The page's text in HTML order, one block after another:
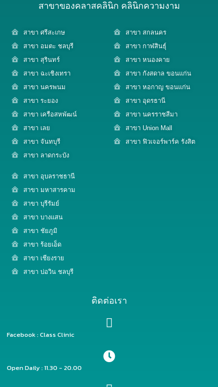
สาขาของคลาสคลินิก คลินิกความงาม
สาขา ศรีสะเกษ
สาขา อมตะ ชลบุรี
สาขา สุรินทร์
สาขา ฉะเชิงเทรา
สาขา นครพนม
สาขา ระยอง
สาขา เครือสหพัฒน์
สาขา เลย
สาขา จันทบุรี
สาขา ลาดกระบัง
สาขา สกลนคร
สาขา กาฬสินธุ์
สาขา หนองคาย
สาขา กังสดาล ขอนแก่น
สาขา หอกาญ ขอนแก่น
สาขา อุดรธานี
สาขา นครราชสีมา
สาขา Union Mall
สาขา ฟิวเจอร์พาร์ค รังสิต
สาขา อุบลราชธานี
สาขา มหาสารคาม
สาขา บุรีรัมย์
สาขา บางแสน
สาขา ชัยภูมิ
สาขา ร้อยเอ็ด
สาขา เชียงราย
สาขา บ่อวิน ชลบุรี
ติดต่อเรา
Facebook : Class Clinic
Open Daily : 11.30 - 20.00